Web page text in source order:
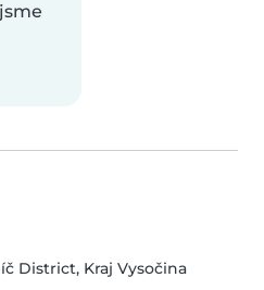
District, Kraj Vysočina